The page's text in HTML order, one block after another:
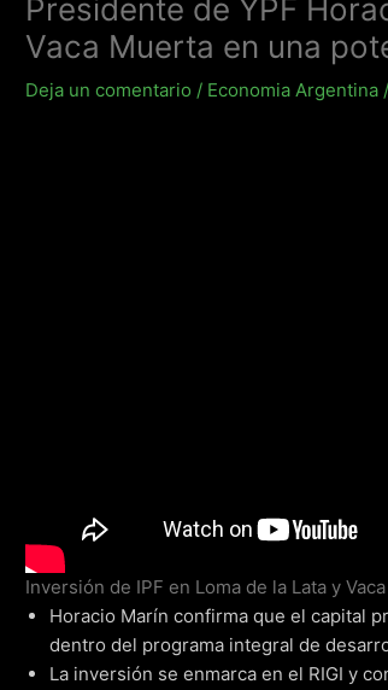
Presidente de YPF
Vaca Muerta en una
Deja un comentario / Economia Argentina
Inversión de IPF en Loma de la Lata y
Horacio Marín confirma que el capital
dentro del programa integral de
La inversión se enmarca en el RIGI y